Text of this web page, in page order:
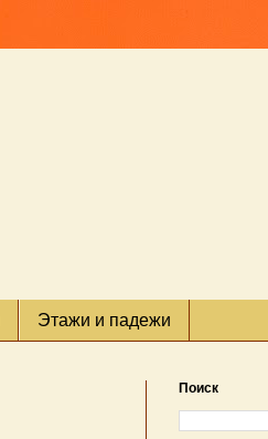
Этажи и падежи
Поиск